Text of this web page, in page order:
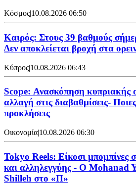
Κόσμος|10.08.2026 06:50
Καιρός: Στους 39 βαθμούς
Δεν αποκλείεται βροχή στα
Κύπρος|10.08.2026 06:43
Scope: Ανασκόπηση κυπριακής
αλλαγή στις διαβαθμίσεις-
προκλήσεις
Οικονομία|10.08.2026 06:30
Tokyo Reels: Είκοσι μπομπίνες
και αλληλεγγύης - Ο Mohanad
Shilleh στο «Π»